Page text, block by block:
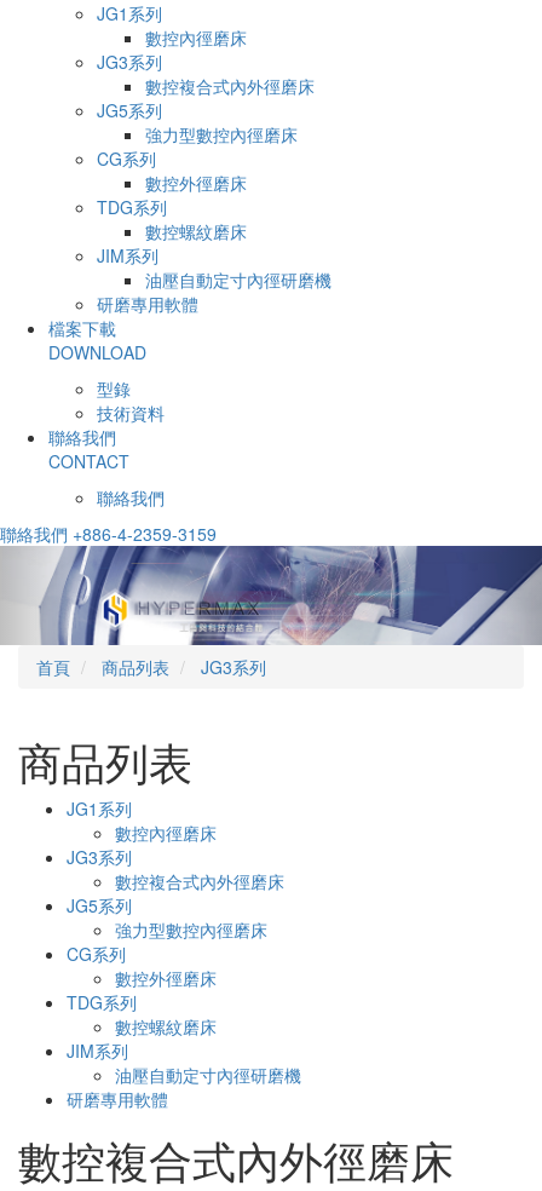
JG1系列
數控內徑磨床
JG3系列
數控複合式內外徑磨床
JG5系列
強力型數控內徑磨床
CG系列
數控外徑磨床
TDG系列
數控螺紋磨床
JIM系列
油壓自動定寸內徑研磨機
研磨專用軟體
檔案下載
DOWNLOAD
型錄
技術資料
聯絡我們
CONTACT
聯絡我們
聯絡我們 +886-4-2359-3159
Previous
首頁 商品列表 JG3系列
商品列表
JG1系列
數控內徑磨床
JG3系列
數控複合式內外徑磨床
JG5系列
強力型數控內徑磨床
CG系列
數控外徑磨床
TDG系列
數控螺紋磨床
JIM系列
油壓自動定寸內徑研磨機
研磨專用軟體
數控複合式內外徑磨床